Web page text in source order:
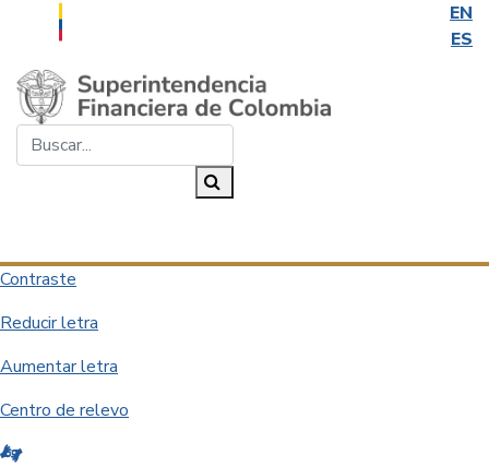
EN
ES
Saltar al contenido principal
Contraste
Reducir letra
Aumentar letra
Centro de relevo